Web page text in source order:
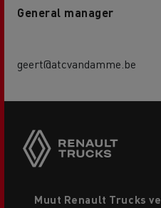
General manager
geert@atcvandamme.be
menu
Muut Renault Trucks